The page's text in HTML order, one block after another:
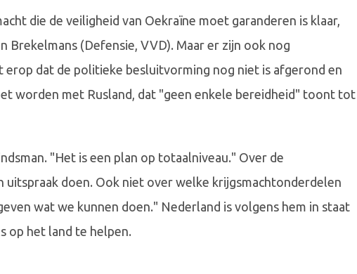
die de veiligheid van Oekraïne moet garanderen is klaar,
Brekelmans (Defensie, VVD). Maar er zijn ook nog
erop dat de politieke besluitvorming nog niet is afgerond en
worden met Rusland, dat "geen enkele bereidheid" toont tot
"Het is een plan op totaalniveau." Over de
uitspraak doen. Ook niet over welke krijgsmachtonderdelen
wat we kunnen doen." Nederland is volgens hem in staat
op het land te helpen.